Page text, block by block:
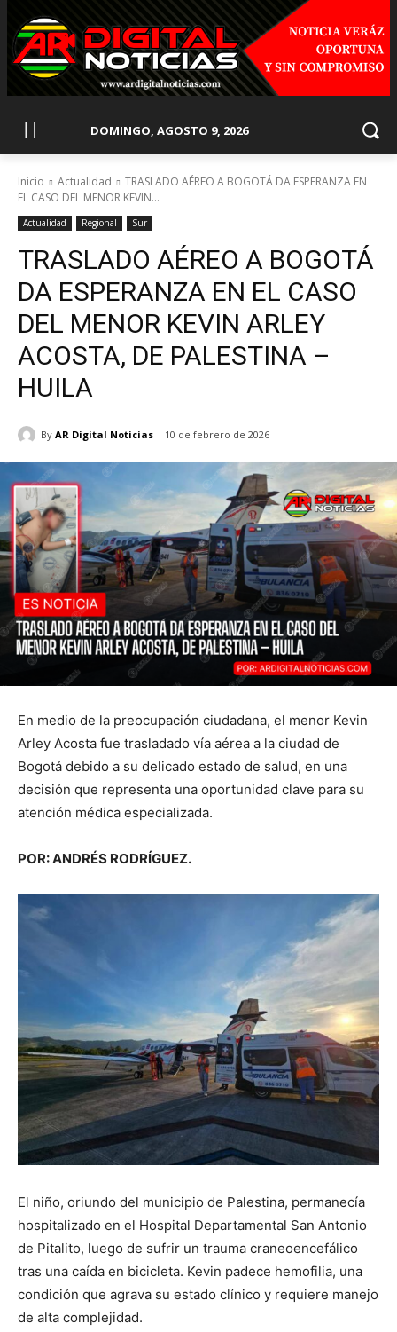
DOMINGO, AGOSTO 9, 2026
Inicio Actualidad
TRASLADO AÉREO A BOGOTÁ DA ESPERANZA EN
EL CASO DEL MENOR KEVIN...
Actualidad Regional Sur
TRASLADO AÉREO A BOGOTÁ
DA ESPERANZA EN EL CASO
DEL MENOR KEVIN ARLEY
ACOSTA, DE PALESTINA –
HUILA
By AR Digital Noticias 10 de febrero de 2026
En medio de la preocupación ciudadana, el menor Kevin
Arley Acosta fue trasladado vía aérea a la ciudad de
Bogotá debido a su delicado estado de salud, en una
decisión que representa una oportunidad clave para su
atención médica especializada.
POR: ANDRÉS RODRÍGUEZ.
El niño, oriundo del municipio de Palestina, permanecía
hospitalizado en el Hospital Departamental San Antonio
de Pitalito, luego de sufrir un trauma craneoencefálico
tras una caída en bicicleta. Kevin padece hemofilia, una
condición que agrava su estado clínico y requiere manejo
de alta complejidad.